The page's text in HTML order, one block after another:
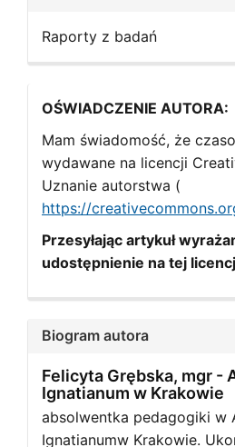
Raporty z badań
OŚWIADCZENIE AUTORA:
Mam świadomość, że
wydawane na licencji
Uznanie autorstwa (
https://
Przesyłając artykuł
udostępnienie na tej
Biogram autora
Felicyta Grębska, mgr -
Ignatianum w Krakowie
absolwentka pedagogiki w
Ignatianumw Krakowie.